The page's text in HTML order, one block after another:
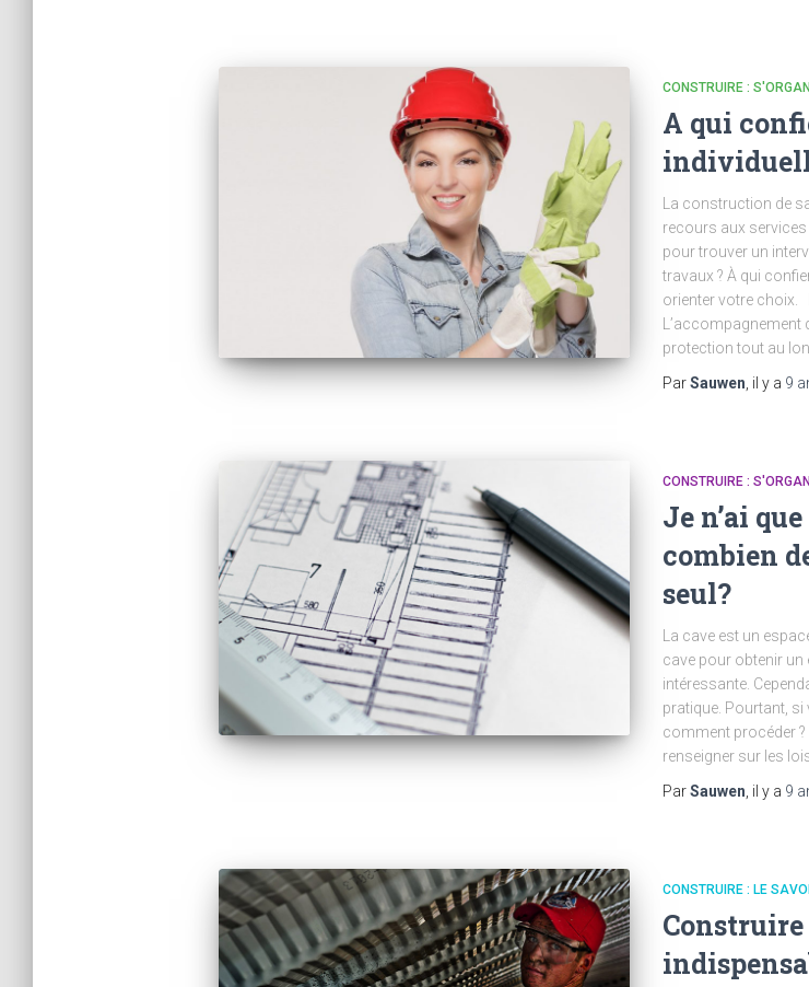
CONSTRUIRE :
A qui
La construction de
recours aux
pour trouver un
travaux ? À qui
orienter votre choix.
protection tout au
ParSauwen , il y a 9
CONSTRUIRE :
Je n’ai
combien
seul?
La cave est un
cave pour obtenir un
intéressante.
pratique. Pourtant,
comment procéder
renseigner sur les
ParSauwen , il y a 9
CONSTRUIRE : LE
Construire